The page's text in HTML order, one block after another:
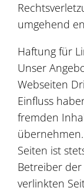
umgehend
Haftung für
Unser
Webseiten
Einfluss
fremden
Seiten ist
Betreiber
verlinkten